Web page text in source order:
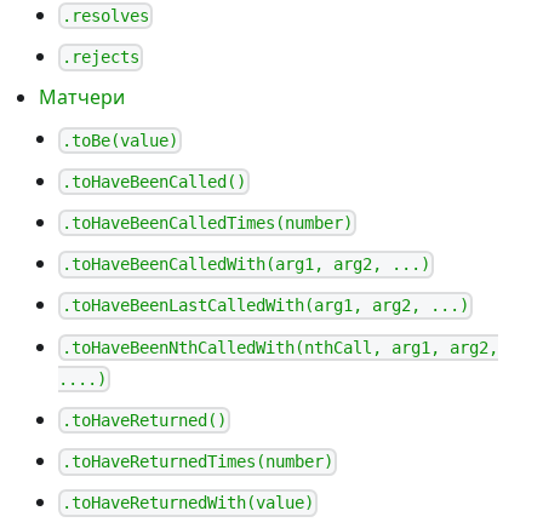
.resolves
.rejects
Матчери
.toBe(value)
.toHaveBeenCalled()
.toHaveBeenCalledTimes(number)
.toHaveBeenCalledWith(arg1, arg2, ...)
.toHaveBeenLastCalledWith(arg1, arg2, ...)
.toHaveBeenNthCalledWith(nthCall, arg1, arg2,
....)
.toHaveReturned()
.toHaveReturnedTimes(number)
.toHaveReturnedWith(value)